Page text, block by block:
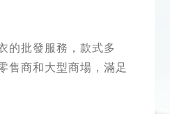
的批發服務，款式多
售商和大型商場，滿足